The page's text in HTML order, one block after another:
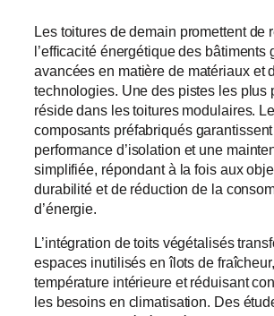
Les toitures de demain promettent de
l’efficacité énergétique des bâtiments
avancées en matière de matériaux et
technologies. Une des pistes les plus
réside dans les toitures modulaires.
composants préfabriqués
performance d’isolation et une
simplifiée, répondant à la fois aux
durabilité et de réduction de la
d’énergie.
L’intégration de toits végétalisés
espaces inutilisés en îlots de
température intérieure et réduisant
les besoins en climatisation. Des